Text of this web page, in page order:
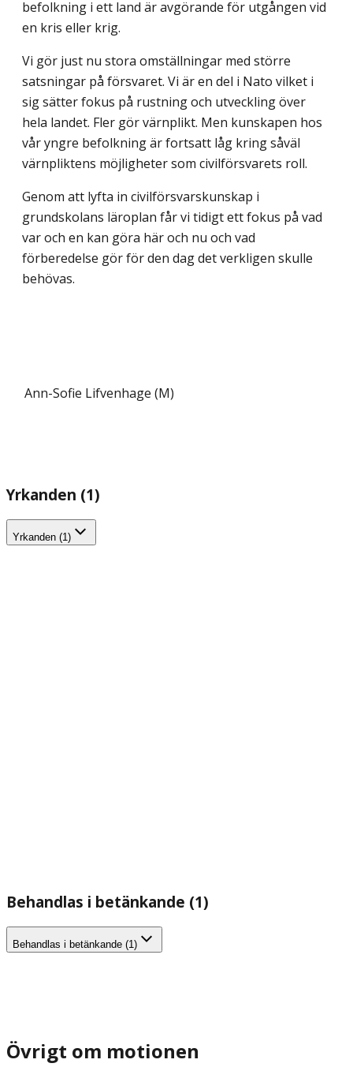
befolkning i ett land är avgörande för utgången vid
en kris eller krig.
Vi gör just nu stora omställningar med större
satsningar på försvaret. Vi är en del i Nato vilket i
sig sätter fokus på rustning och utveckling över
hela landet. Fler gör värn­plikt. Men kunskapen hos
vår yngre befolkning är fortsatt låg kring såväl
värnpliktens möjligheter som civilförsvarets roll.
Genom att lyfta in civilförsvarskunskap i
grundskolans läroplan får vi tidigt ett fokus på vad
var och en kan göra här och nu och vad
förberedelse gör för den dag det verkligen skulle
behövas.
Ann-Sofie Lifvenhage (M)
Yrkanden (1)
Yrkanden (1)
Behandlas i betänkande (1)
Behandlas i betänkande (1)
Övrigt om motionen